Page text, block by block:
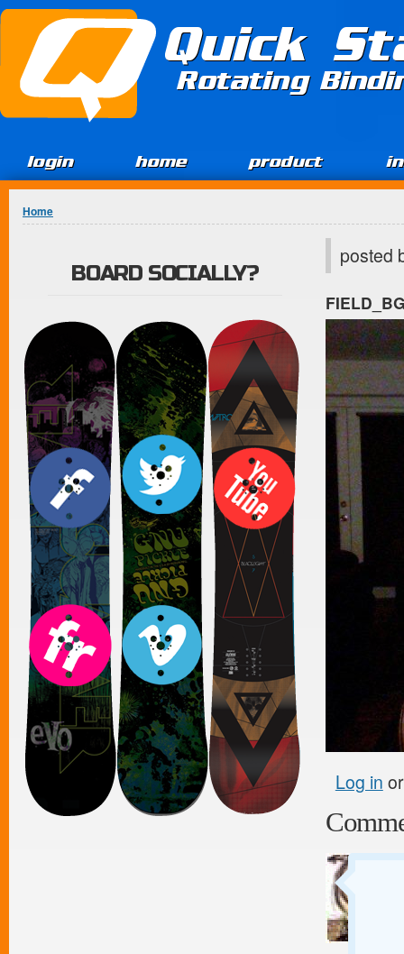
Jump to Content
Quick
Rotating
login home product
You are here
Home
posted
Log in
BOARD SOCIALLY?